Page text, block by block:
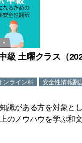
級 土曜クラス（
ンライン科 安全性情報翻
識がある方を対象と
のノウハウを学ぶ和